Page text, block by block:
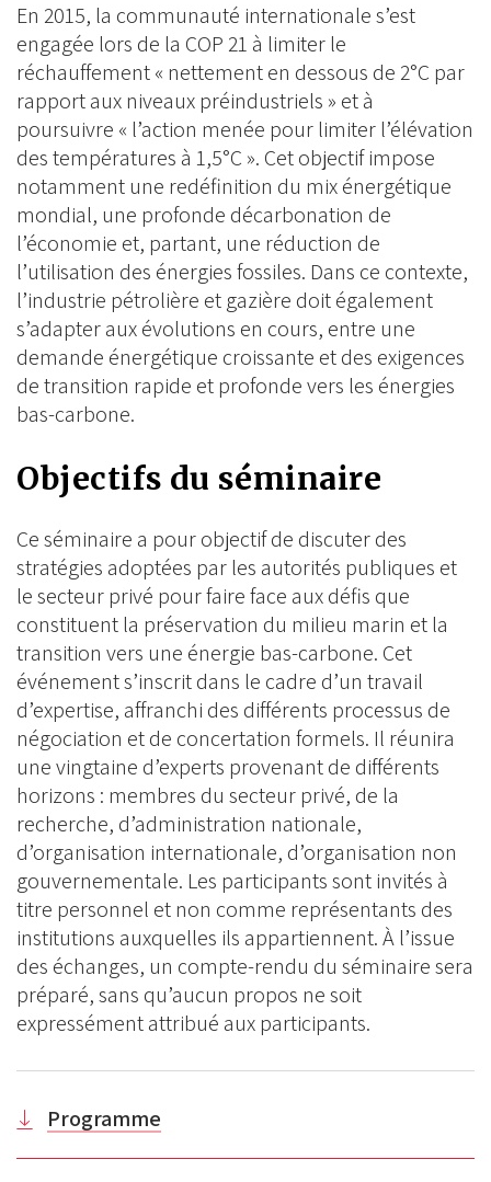
En 2015, la communauté internationale s’est
engagée lors de la COP 21 à limiter le
réchauffement « nettement en dessous de 2°C par
rapport aux niveaux préindustriels » et à
poursuivre « l’action menée pour limiter l’élévation
des températures à 1,5°C ». Cet objectif impose
notamment une redéfinition du mix énergétique
mondial, une profonde décarbonation de
l’économie et, partant, une réduction de
l’utilisation des énergies fossiles. Dans ce contexte,
l’industrie pétrolière et gazière doit également
s’adapter aux évolutions en cours, entre une
demande énergétique croissante et des exigences
de transition rapide et profonde vers les énergies
bas-carbone.
Objectifs du séminaire
Ce séminaire a pour objectif de discuter des
stratégies adoptées par les autorités publiques et
le secteur privé pour faire face aux défis que
constituent la préservation du milieu marin et la
transition vers une énergie bas-carbone. Cet
événement s’inscrit dans le cadre d’un travail
d’expertise, affranchi des différents processus de
négociation et de concertation formels. Il réunira
une vingtaine d’experts provenant de différents
horizons : membres du secteur privé, de la
recherche, d’administration nationale,
d’organisation internationale, d’organisation non
gouvernementale. Les participants sont invités à
titre personnel et non comme représentants des
institutions auxquelles ils appartiennent. À l’issue
des échanges, un compte-rendu du séminaire sera
préparé, sans qu’aucun propos ne soit
expressément attribué aux participants.
Programme